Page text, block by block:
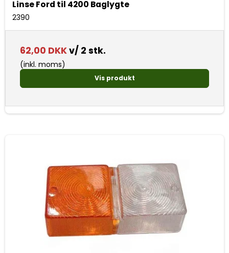
Linse Ford til 4200 Baglygte
2390
62,00 DKKv/ 2 stk.
(inkl. moms)
Vis produkt